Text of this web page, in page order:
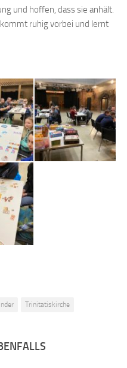
und hoffen, dass sie anhält.
ruhig vorbei und lernt
Trinitatiskirche